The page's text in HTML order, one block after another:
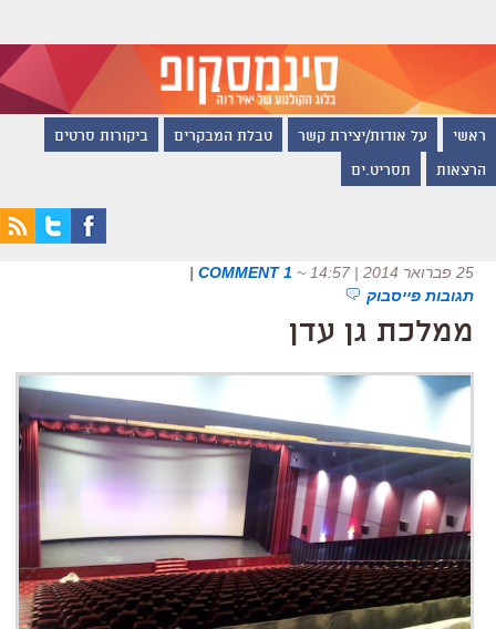
ראשי על אודות/יצירת קשר טבלת המבקרים ביקורות סרטים
הרצאות תסריט.ים
25 פברואר 2014 | 14:57 ~
1 COMMENT
|
תגובות פייסבוק
ממלכת גן עדן